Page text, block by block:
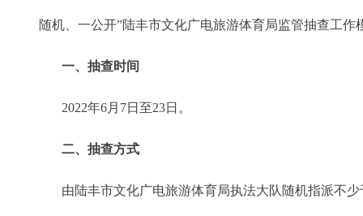
随机、一公开”陆丰市文化广电旅游体育局监管抽查工
一、抽查时间
2022年6月7日至23日。
二、抽查方式
由陆丰市文化广电旅游体育局执法大队随机指派不少